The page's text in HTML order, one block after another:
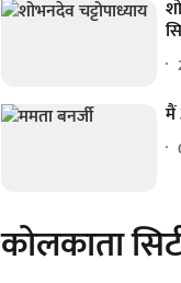
मैं
कोलकाता